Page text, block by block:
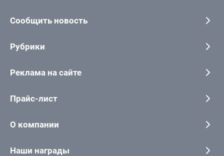
Сообщить новость
Рубрики
Реклама на сайте
Прайс-лист
О компании
Наши награды